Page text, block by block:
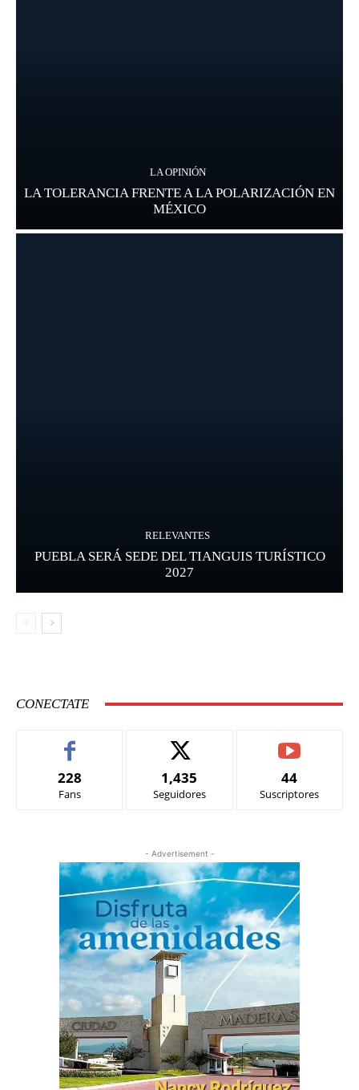
LA OPINIÓN
LA TOLERANCIA FRENTE A LA POLARIZACIÓN EN
MÉXICO
RELEVANTES
PUEBLA SERÁ SEDE DEL TIANGUIS TURÍSTICO
2027
CONECTATE
228
Fans
1,435
Seguidores
44
Suscriptores
- Advertisement -